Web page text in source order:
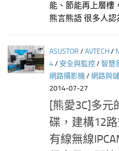
能、節能再上層樓
熊言熊語 很多人認
ASUSTOR /AVTECH/
4/ 安全與監控/智慧
網路攝影機/網路與
2014-07-27
[熊愛3C]多元
碟，建構12
有線無線